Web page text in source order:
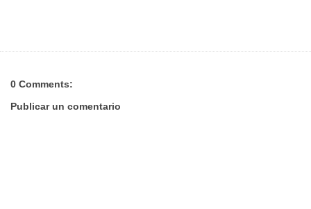
0 Comments:
Publicar un comentario